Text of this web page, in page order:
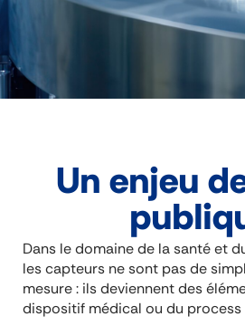
Un enjeu
Dans le domaine de la santé et
les capteurs ne sont pas de
mesure : ils deviennent des
dispositif médical ou du process